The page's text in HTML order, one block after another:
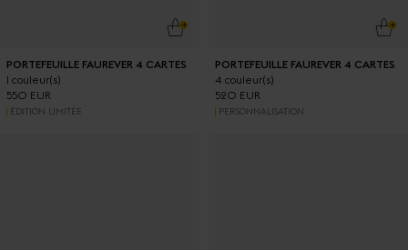
AJOUTER AU PANIER
PORTEFEUILLE FAUREVER 4 CARTES
1 couleur(s)
550 EUR
ÉDITION LIMITÉE
PORTEFEUILLE FAUREVER 4 CARTES
4 couleur(s)
520 EUR
PERSONNALISATION